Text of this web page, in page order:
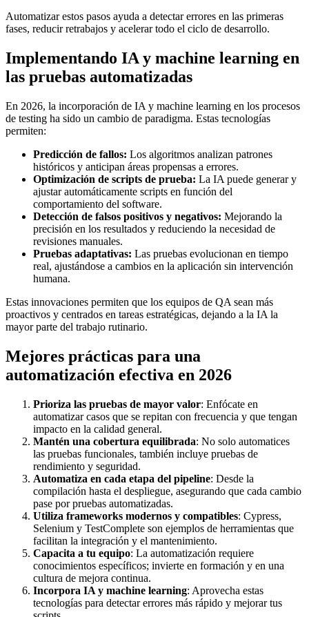
Automatizar estos pasos ayuda a detectar errores en las primeras
fases, reducir retrabajos y acelerar todo el ciclo de desarrollo.
Implementando IA y machine learning en
las pruebas automatizadas
En 2026, la incorporación de IA y machine learning en los procesos
de testing ha sido un cambio de paradigma. Estas tecnologías
permiten:
Predicción de fallos: Los algoritmos analizan patrones
históricos y anticipan áreas propensas a errores.
Optimización de scripts de prueba: La IA puede generar y
ajustar automáticamente scripts en función del
comportamiento del software.
Detección de falsos positivos y negativos: Mejorando la
precisión en los resultados y reduciendo la necesidad de
revisiones manuales.
Pruebas adaptativas: Las pruebas evolucionan en tiempo
real, ajustándose a cambios en la aplicación sin intervención
humana.
Estas innovaciones permiten que los equipos de QA sean más
proactivos y centrados en tareas estratégicas, dejando a la IA la
mayor parte del trabajo rutinario.
Mejores prácticas para una
automatización efectiva en 2026
Prioriza las pruebas de mayor valor: Enfócate en
automatizar casos que se repitan con frecuencia y que tengan
impacto en la calidad general.
Mantén una cobertura equilibrada: No solo automatices
las pruebas funcionales, también incluye pruebas de
rendimiento y seguridad.
Automatiza en cada etapa del pipeline: Desde la
compilación hasta el despliegue, asegurando que cada cambio
pase por pruebas automatizadas.
Utiliza frameworks modernos y compatibles: Cypress,
Selenium y TestComplete son ejemplos de herramientas que
facilitan la integración y el mantenimiento.
Capacita a tu equipo: La automatización requiere
conocimientos específicos; invierte en formación y en una
cultura de mejora continua.
Incorpora IA y machine learning: Aprovecha estas
tecnologías para detectar errores más rápido y mejorar tus